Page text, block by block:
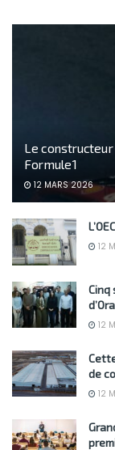
Le
Formule 1
12 MARS 2026
12
12
de
12